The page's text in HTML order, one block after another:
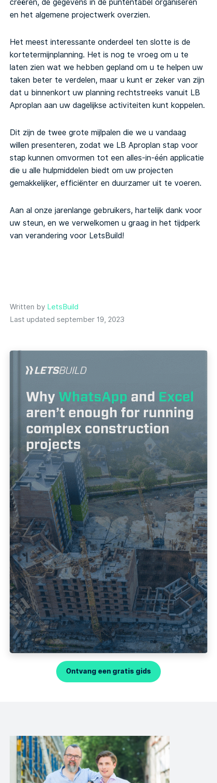
creëren, de gegevens in de puntentabel organiseren
en het algemene projectwerk overzien.
Het meest interessante onderdeel ten slotte is de
kortetermijnplanning. Het is nog te vroeg om u te
laten zien wat we hebben gepland om u te helpen uw
taken beter te verdelen, maar u kunt er zeker van zijn
dat u binnenkort uw planning rechtstreeks vanuit LB
Aproplan aan uw dagelijkse activiteiten kunt koppelen.
Dit zijn de twee grote mijlpalen die we u vandaag
willen presenteren, zodat we LB Aproplan stap voor
stap kunnen omvormen tot een alles-in-één applicatie
die u alle hulpmiddelen biedt om uw projecten
gemakkelijker, efficiënter en duurzamer uit te voeren.
Aan al onze jarenlange gebruikers, hartelijk dank voor
uw steun, en we verwelkomen u graag in het tijdperk
van verandering voor LetsBuild!
Written by LetsBuild
Last updated september 19, 2023
Ontvang een gratis gids